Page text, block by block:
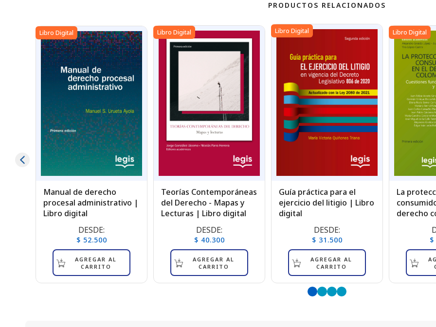
PRODUCTOS RELACIONADOS
Libro Digital
Manual de derecho
procesal administrativo |
Libro digital
DESDE:
$ 52.500
AGREGAR AL
CARRITO
Libro Digital
Teorías Contemporáneas
del Derecho - Mapas y
Lecturas | Libro digital
DESDE:
$ 40.300
AGREGAR AL
CARRITO
Libro Digital
Guía práctica para el
ejercicio del litigio | Libro
digital
DESDE:
$ 31.500
AGREGAR AL
CARRITO
Libro Digital
La
derecho
$